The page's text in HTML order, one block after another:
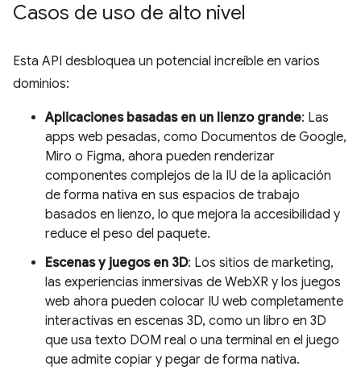
Casos de uso de alto nivel
Esta API desbloquea un potencial increíble en varios
dominios:
Aplicaciones basadas en un lienzo grande: Las
apps web pesadas, como Documentos de Google,
Miro o Figma, ahora pueden renderizar
componentes complejos de la IU de la aplicación
de forma nativa en sus espacios de trabajo
basados en lienzo, lo que mejora la accesibilidad y
reduce el peso del paquete.
Escenas y juegos en 3D: Los sitios de marketing,
las experiencias inmersivas de WebXR y los juegos
web ahora pueden colocar IU web completamente
interactivas en escenas 3D, como un libro en 3D
que usa texto DOM real o una terminal en el juego
que admite copiar y pegar de forma nativa.